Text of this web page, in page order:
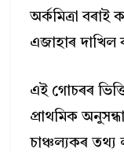
অৰ্কমিত্ৰা
এজাহাৰ দাখিল
এই গোচৰৰ
প্ৰাথমিক
চাঞ্চল্যকৰ তথ্য